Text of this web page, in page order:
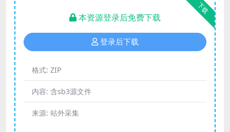
下载
本资源登录后免费下载
登录后下载
格式: ZIP
内容: 含sb3源文件
来源: 站外采集